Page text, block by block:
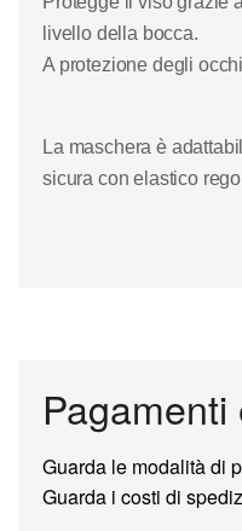
livello della bocca.
A protezione degli
La maschera è
sicura con elastico
Guarda le modalità di
Guarda i costi di